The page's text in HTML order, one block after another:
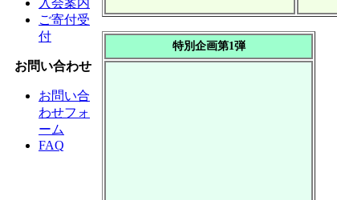
入会案内
ご寄付受
付
お問い合わせ
お問い合
わせフォ
ーム
FAQ
特別企画第1弾